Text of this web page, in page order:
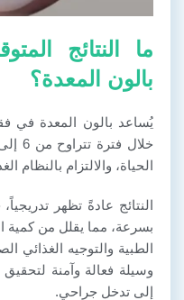
ما النتائج
بالون المعدة؟
الحياة، والالتزام بالنظام
النتائج عادةً تظهر
بسرعة، مما يقلل من كمية
الطبية والتوجيه الغذائي
وسيلة فعالة وآمنة
إلى تدخل جراحي.